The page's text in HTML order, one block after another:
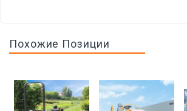
Похожие Позиции